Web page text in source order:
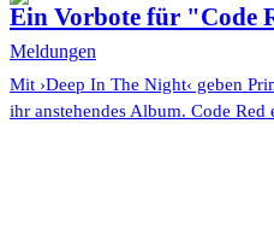
Ein Vorbote für "Code
Meldungen
Mit ›Deep In The Night‹ geben
ihr anstehendes Album. Code Red